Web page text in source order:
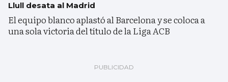
Llull desata al Madrid
El equipo blanco aplastó al Barcelona y se coloca a
una sola victoria del título de la Liga ACB